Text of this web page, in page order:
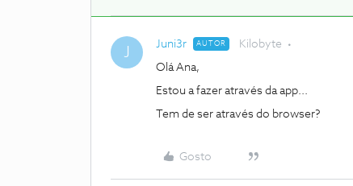
J Juni3r AUTOR Kilobyte
Olá Ana,
Estou a fazer através da app...
Tem de ser através do browser?
Gosto